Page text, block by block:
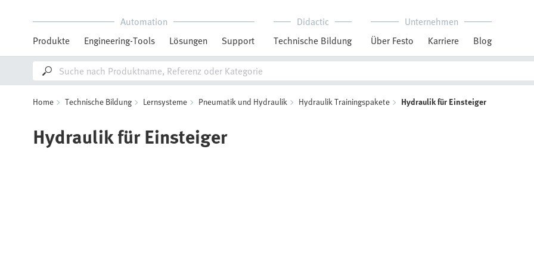
Automation
Produkte
Engineering-Tools Lösungen Support
Didactic
Technische Bildung
Unternehmen
Über Festo
Karriere Blog
Home Technische Bildung Lernsysteme Pneumatik und Hydraulik Hydraulik Trainingspakete Hydraulik für Einsteiger
Hydraulik für Einsteiger